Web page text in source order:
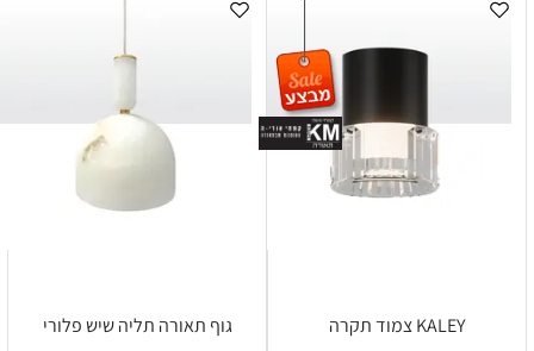
KALEY צמוד תקרה גוף תאורה תליה שיש פלורי